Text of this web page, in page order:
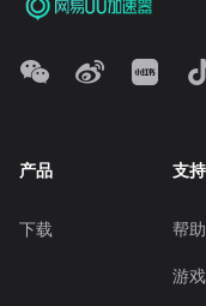
产品
下载
支持
帮助
游